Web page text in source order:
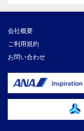
会社概要
ご利用規約
お問い合わせ